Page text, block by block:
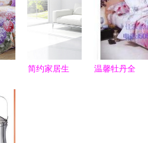
计探索
简约家居生
温馨牡丹全